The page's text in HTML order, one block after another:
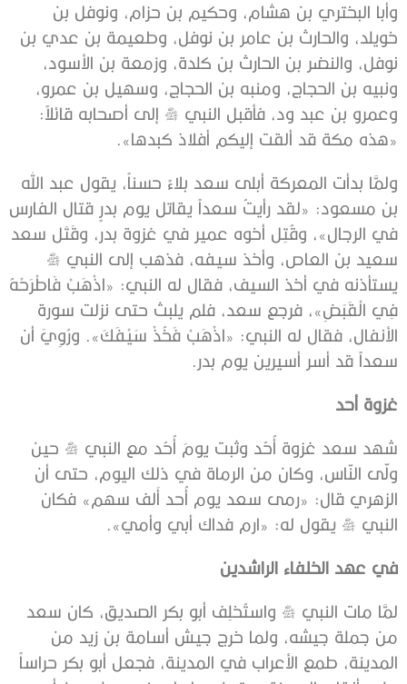
وأبا البختري بن هشام، وحكيم بن حزام، ونوفل بن
خويلد، والحارث بن عامر بن نوفل، وطعيمة بن عدي بن
نوفل، والنضر بن الحارث بن كلدة، وزمعة بن الأسود،
ونبيه بن الحجاج، ومنبه بن الحجاج، وسهيل بن عمرو،
وعمرو بن عبد ود، فأقبل النبي ﷺ إلى أصحابه قائلاً:
«هذه مكة قد ألقت إليكم أفلاذ كبدها».
ولمَّا بدأت المعركة أبلى سعد بلاءً حسناً، يقول عبد الله
بن مسعود: «لقد رأيتُ سعداً يقاتل يوم بدرٍ قتال الفارس
في الرجال»، وقُتِل أخوه عمير في غزوة بدر، وقَتَل سعد
سعيد بن العاص، وأخذ سيفه، فذهب إلى النبي ﷺ
يستأذنه في أخذ السيف، فقال له النبي: «اذْهَبْ فَاطْرَحْهُ
فِي الْقَبَضِ»، فرجع سعد، فلم يلبث حتى نزلت سورة
الأنفال، فقال له النبي: «اذْهَبْ فَخُذْ سَيْفَكَ». ورُوِيَ أن
سعداً قد أسر أسيرين يوم بدر.
غزوة أحد
شهد سعد غزوة أُحُد وثبت يومَ أُحُد مع النبي ﷺ حين
ولّى النّاس، وكان من الرماة في ذلك اليوم، حتى أن
الزهري قال: «رمى سعد يوم أُحد أَلف سهم» فكان
النبي ﷺ يقول له: «ارم فداك أبي وأمي».
في عهد الخلفاء الراشدين
لمَّا مات النبي ﷺ واستُخلِف أبو بكر الصديق، كان سعد
من جملة جيشه، ولما خرج جيش أسامة بن زيد من
المدينة، طمع الأعراب في المدينة، فجعل أبو بكر حراساً